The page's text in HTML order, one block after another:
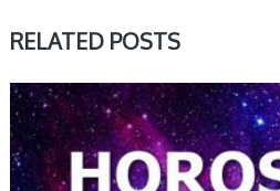
RELATED POSTS
DZIENNY